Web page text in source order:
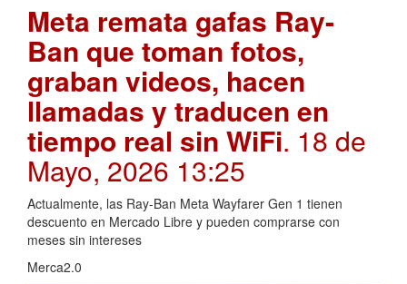
Meta remata gafas Ray-
Ban que toman fotos,
graban videos, hacen
llamadas y traducen en
tiempo real sin WiFi. 18 de
Mayo, 2026 13:25
Actualmente, las Ray-Ban Meta Wayfarer Gen 1 tienen
descuento en Mercado Libre y pueden comprarse con
meses sin intereses
Merca2.0